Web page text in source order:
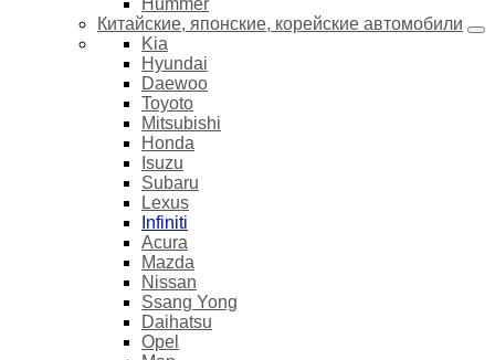
Hummer
Китайские, японские, корейские автомобили
Kia
Hyundai
Daewoo
Toyoto
Mitsubishi
Honda
Isuzu
Subaru
Lexus
Infiniti
Acura
Mazda
Nissan
Ssang Yong
Daihatsu
Opel